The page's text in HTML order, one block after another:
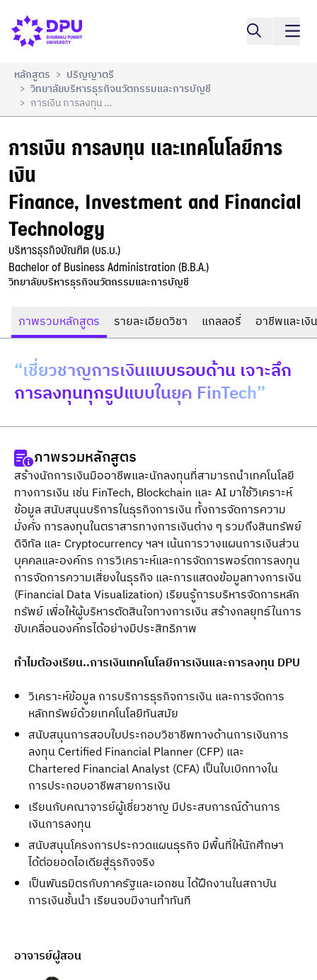
การเงิน การลงทุน และเทคโนโลยีการเงิน
Finance, Investment and Financial Technology
เปรียบเทียบ
หลักสูตร > ปริญญาตรี
> วิทยาลัยบริหารธุรกิจนวัตกรรมและการบัญชี
> การเงิน การลงทุน และเทคโนโลยีการเงิน Finance, Investment And Financial Technology
การเงิน การลงทุน และเทคโนโลยีการ
เงิน
Finance, Investment and Financial
Technology
บริหารธุรกิจบัณฑิต (บธ.บ.)
Bachelor of Business Administration (B.B.A.)
วิทยาลัยบริหารธุรกิจนวัตกรรมและการบัญชี
ภาพรวมหลักสูตร รายละเอียดวิชา แกลลอรี่ อาชีพและเงิ
“เชี่ยวชาญการเงินแบบรอบด้าน เจาะลึก
การลงทุนทุกรูปแบบในยุค FinTech”
ภาพรวมหลักสูตร
สร้างนักการเงินมืออาชีพและนักลงทุนที่สามารถนําเทคโนโลยี
ทางการเงิน เช่น FinTech, Blockchain และ AI มาใช้วิเคราะห์
ข้อมูล สนับสนุนบริการในธุรกิจการเงิน ทั้งการจัดการความ
มั่งคั่ง การลงทุนในตราสารทางการเงินต่าง ๆ รวมถึงสินทรัพย์
ดิจิทัล และ Cryptocurrency ฯลฯ เน้นการวางแผนการเงินส่วน
บุคคลและองค์กร การวิเคราะห์และการจัดการพอร์ตการลงทุน
การจัดการความเสี่ยงในธุรกิจ และการแสดงข้อมูลทางการเงิน
(Financial Data Visualization) เรียนรู้การบริหารจัดการหลัก
ทรัพย์ เพื่อให้ผู้บริหารตัดสินใจทางการเงิน สร้างกลยุทธ์ในการ
ขับเคลื่อนองค์กรได้อย่างมีประสิทธิภาพ
ทำไมต้องเรียน..การเงินเทคโนโลยีการเงินและการลงทุน DPU
วิเคราะห์ข้อมูล การบริการธุรกิจการเงิน และการจัดการ
หลักทรัพย์ด้วยเทคโนโลยีทันสมัย
สนับสนุนการสอบใบประกอบวิชาชีพทางด้านการเงินการ
ลงทุน Certified Financial Planner (CFP) และ
Chartered Financial Analyst (CFA) เป็นใบเบิกทางใน
การประกอบอาชีพสายการเงิน
เรียนกับคณาจารย์ผู้เชี่ยวชาญ มีประสบการณ์ด้านการ
เงินการลงทุน
สนับสนุนโครงการประกวดแผนธุรกิจ มีพื้นที่ให้นักศึกษา
ได้ต่อยอดไอเดียสู่ธุรกิจจริง
เป็นพันธมิตรกับภาครัฐและเอกชน ได้ฝึกงานในสถาบัน
การเงินชั้นนำ เรียนจบมีงานทำทันที
อาจารย์ผู้สอน